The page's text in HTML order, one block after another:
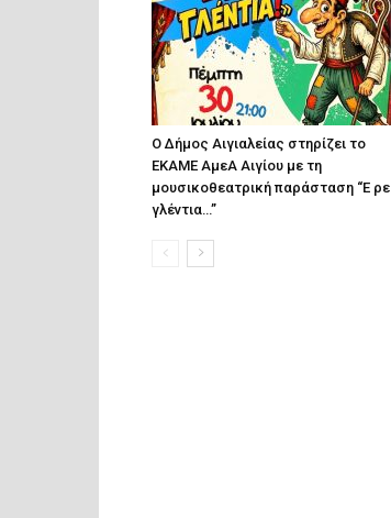
Ο Δήμος Αιγιαλείας στηρίζει το
ΕΚΑΜΕ ΑμεΑ Αιγίου με τη
μουσικοθεατρική παράσταση “Ε ρε
γλέντια…”